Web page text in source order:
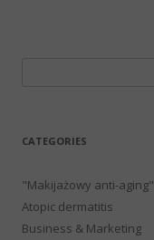
CATEGORIES
"Makijażowy anti-aging"
Atopic dermatitis
Business & Marketing